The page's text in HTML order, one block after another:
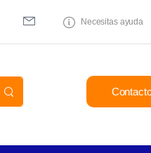
Necesitas ayuda